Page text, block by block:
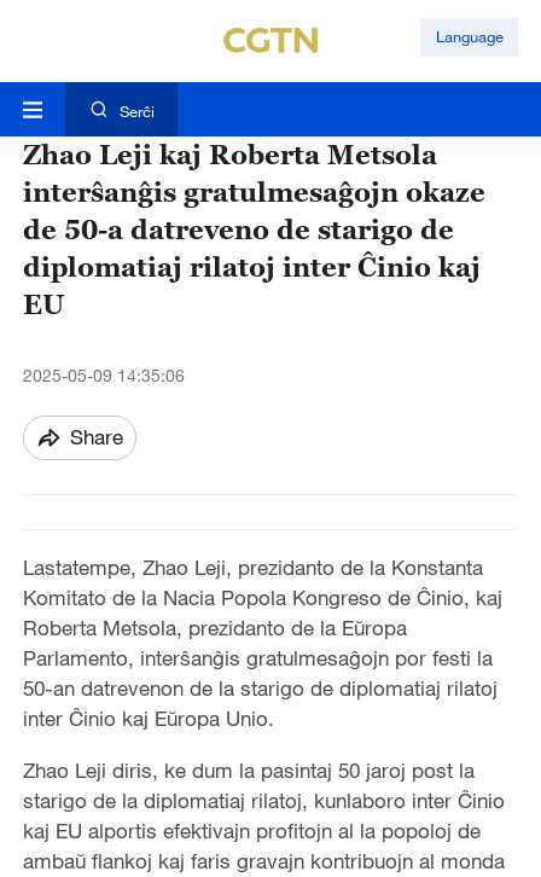
Language
Serĉi
Zhao Leji kaj Roberta Metsola
interŝanĝis gratulmesaĝojn okaze
de 50-a datreveno de starigo de
diplomatiaj rilatoj inter Ĉinio kaj
EU
2025-05-09 14:35:06
Share
Lastatempe, Zhao Leji, prezidanto de la Konstanta
Komitato de la Nacia Popola Kongreso de Ĉinio, kaj
Roberta Metsola, prezidanto de la Eŭropa
Parlamento, interŝanĝis gratulmesaĝojn por festi la
50-an datrevenon de la starigo de diplomatiaj rilatoj
inter Ĉinio kaj Eŭropa Unio.
Zhao Leji diris, ke dum la pasintaj 50 jaroj post la
starigo de la diplomatiaj rilatoj, kunlaboro inter Ĉinio
kaj EU alportis efektivajn profitojn al la popoloj de
ambaŭ flankoj kaj faris gravajn kontribuojn al monda